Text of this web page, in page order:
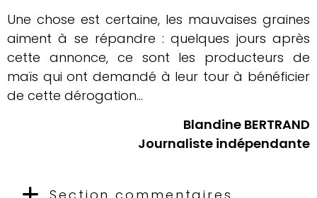
Une chose est certaine, les mauvaises graines
aiment à se répandre : quelques jours après
cette annonce, ce sont les producteurs de
maïs qui ont demandé à leur tour à bénéficier
de cette dérogation…
Blandine BERTRAND
Journaliste indépendante